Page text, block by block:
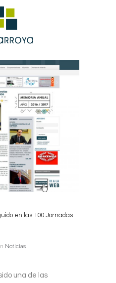
en las 100 Jornadas
Noticias
una de las